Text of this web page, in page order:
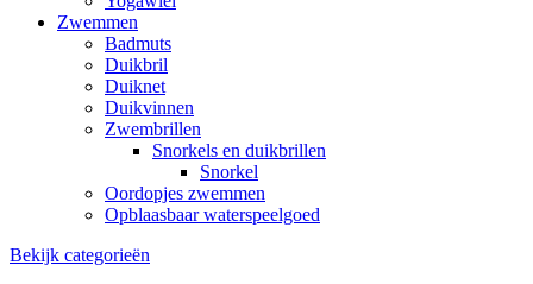
Zwemmen
Badmuts
Duikbril
Duiknet
Duikvinnen
Zwembrillen
Snorkels en duikbrillen
Snorkel
Oordopjes zwemmen
Opblaasbaar waterspeelgoed
Bekijk categorieën